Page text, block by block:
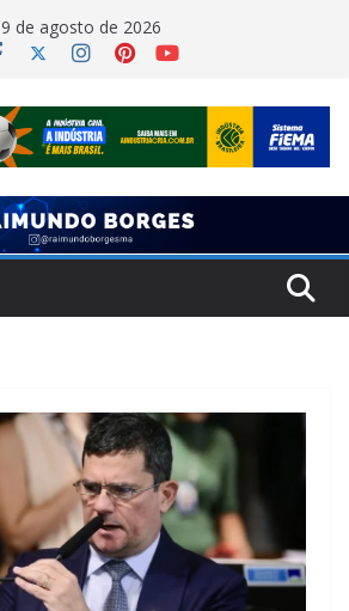
9 de agosto de 2026